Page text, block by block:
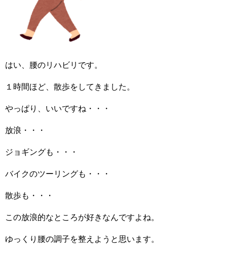
はい、腰のリハビリです。
１時間ほど、散歩をしてきました。
やっぱり、いいですね・・・
放浪・・・
ジョギングも・・・
バイクのツーリングも・・・
散歩も・・・
この放浪的なところが好きなんですよね。
ゆっくり腰の調子を整えようと思います。